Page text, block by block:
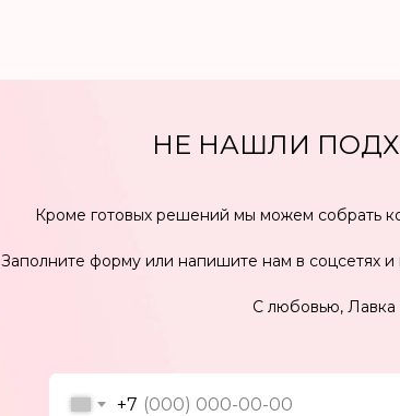
НЕ НАШЛИ
Кроме готовых решений мы можем собрать
Заполните форму или напишите нам в соцсетях
С любовью,
+7